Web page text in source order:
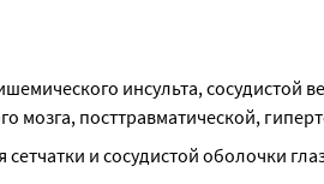
инсульта, сосудистой
мозга, посттравматической,
и сосудистой оболочки